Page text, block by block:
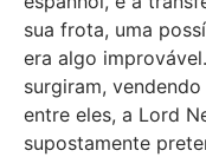
sua frota, uma
era algo
surgiram,
entre eles, a Lord
supostamente